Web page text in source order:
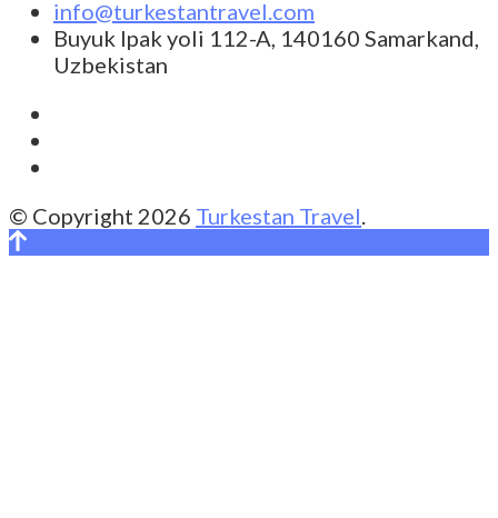
info@turkestantravel.com
Buyuk Ipak yoli 112-A, 140160 Samarkand,
Uzbekistan
© Copyright 2026 Turkestan Travel.